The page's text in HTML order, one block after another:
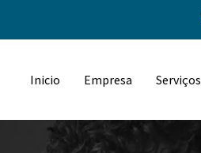
Inicio Empresa Serviços